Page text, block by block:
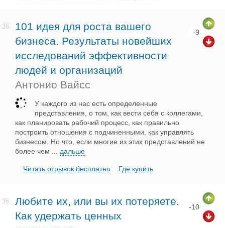
35.
101 идея для роста вашего
бизнеса. Результаты новейших
исследований эффективности
людей и организаций
Антонио Вайсс
-9
У каждого из нас есть определенные
представления, о том, как вести себя с коллегами,
как планировать рабочий процесс, как правильно
построить отношения с подчиненными, как управлять
бизнесом. Но что, если многие из этих представлений не
более чем
дальше
Читать отрывок бесплатно Где купить
36.
Любите их, или вы их потеряете.
Как удержать ценных
-10